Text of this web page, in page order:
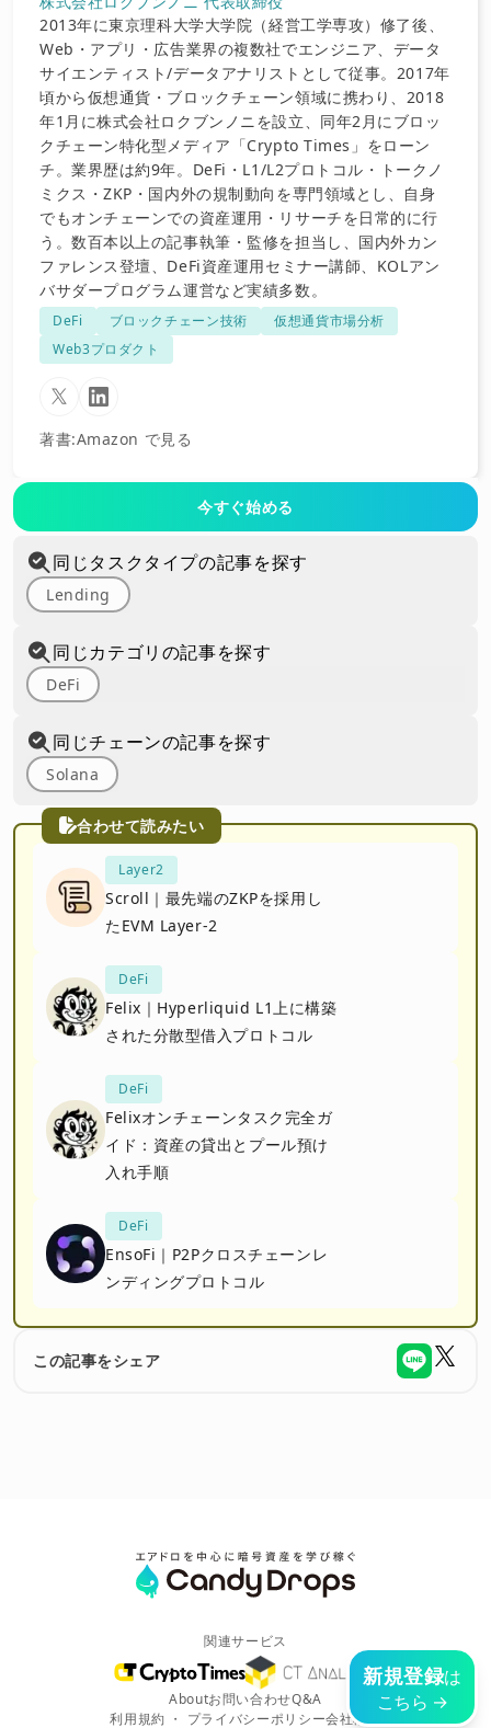
2013年に東京理科大学大学院（経営工学専攻）修了後、
Web・アプリ・広告業界の複数社でエンジニア、データ
サイエンティスト/データアナリストとして従事。2017年
頃から仮想通貨・ブロックチェーン領域に携わり、2018
年1月に株式会社ロクブンノニを設立、同年2月にブロッ
クチェーン特化型メディア「Crypto Times」をローン
チ。業界歴は約9年。DeFi・L1/L2プロトコル・トークノ
ミクス・ZKP・国内外の規制動向を専門領域とし、自身
でもオンチェーンでの資産運用・リサーチを日常的に行
う。数百本以上の記事執筆・監修を担当し、国内外カン
ファレンス登壇、DeFi資産運用セミナー講師、KOLアン
バサダープログラム運営など実績多数。
DeFi ブロックチェーン技術
仮想通貨市場分析
Web3プロダクト
著書:Amazon で見る
今すぐ始める
合わせて読みたい
Layer2
Scroll｜最先端のZKPを採用し
たEVM Layer-2
DeFi
Felix｜Hyperliquid L1上に構築
された分散型借入プロトコル
DeFi
Felixオンチェーンタスク完全ガ
イド：資産の貸出とプール預け
入れ手順
DeFi
EnsoFi｜P2Pクロスチェーンレ
ンディングプロトコル
同じタスクタイプの記事を探す
Lending
同じカテゴリの記事を探す
DeFi
同じチェーンの記事を探す
Solana
この記事をシェア
新規登録は
こちら →
関連サービス
Aboutお問い合わせQ&A
利用規約 ・ プライバシーポリシー会社概要